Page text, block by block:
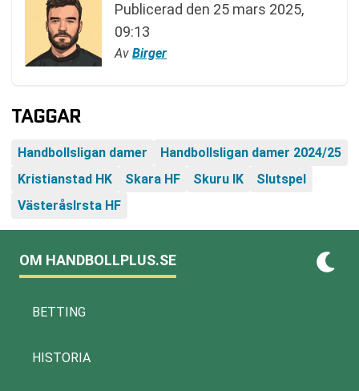
Publicerad den 25 mars 2025,
09:13
Av Birger
TAGGAR
Handbollsligan damer
Handbollsligan damer 2024/25
Kristianstad HK
Skara HF Skuru IK
Slutspel
VästeråsIrsta HF
OM HANDBOLLPLUS.SE
BETTING
HISTORIA